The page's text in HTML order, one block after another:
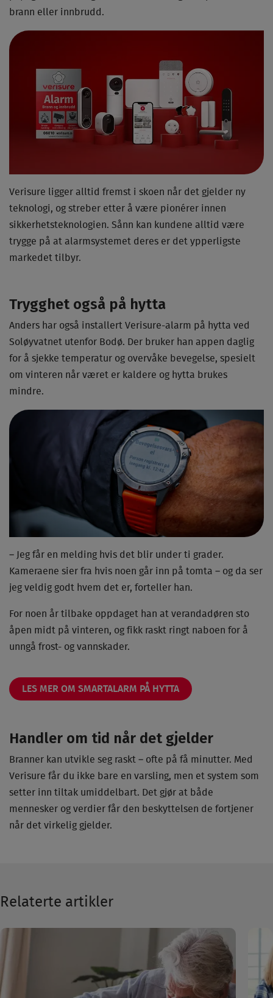
brann eller innbrudd​.
Verisure ligger alltid fremst i skoen når det gjelder ny
teknologi, og streber etter å være pionérer innen
sikkerhetsteknologien. Sånn kan kundene alltid være
trygge på at alarmsystemet deres er det ypperligste
markedet tilbyr.
Trygghet også på hytta
Anders har også installert Verisure-alarm på hytta ved
Soløyvatnet utenfor Bodø. Der bruker han appen daglig
for å sjekke temperatur og overvåke bevegelse, spesielt
om vinteren når været er kaldere og hytta brukes
mindre.
– Jeg får en melding hvis det blir under ti grader.
Kameraene sier fra hvis noen går inn på tomta – og da ser
jeg veldig godt hvem det er, forteller han.
For noen år tilbake oppdaget han at verandadøren sto
åpen midt på vinteren, og fikk raskt ringt naboen for å
unngå frost- og vannskader.
LES MER OM SMARTALARM PÅ HYTTA
Handler om tid når det gjelder
Branner kan utvikle seg raskt – ofte på få minutter. Med
Verisure får du ikke bare en varsling, men et system som
setter inn tiltak umiddelbart. Det gjør at både
mennesker og verdier får den beskyttelsen de fortjener
når det virkelig gjelder.
Relaterte artikler